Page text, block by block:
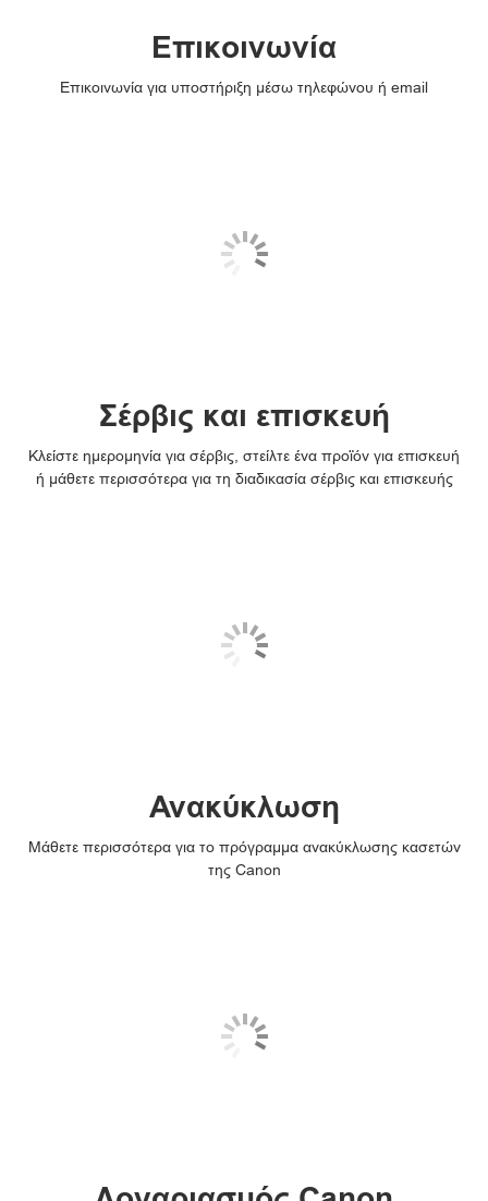
Επικοινωνία
Επικοινωνία για υποστήριξη μέσω τηλεφώνου ή email
Σέρβις και επισκευή
Κλείστε ημερομηνία για σέρβις, στείλτε ένα προϊόν για επισκευή
ή μάθετε περισσότερα για τη διαδικασία σέρβις και επισκευής
Ανακύκλωση
Μάθετε περισσότερα για το πρόγραμμα ανακύκλωσης κασετών
της Canon